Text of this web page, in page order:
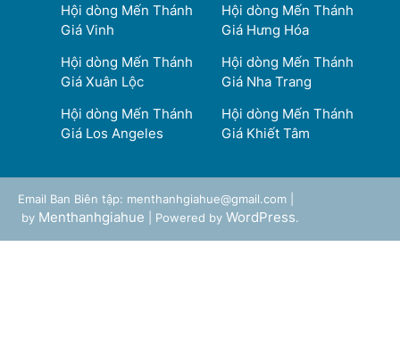
Hội dòng Mến Thánh
Giá Vinh
Hội dòng Mến Thánh
Giá Hưng Hóa
Hội dòng Mến Thánh
Giá Xuân Lộc
Hội dòng Mến Thánh
Giá Nha Trang
Hội dòng Mến Thánh
Giá Los Angeles
Hội dòng Mến Thánh
Giá Khiết Tâm
Email Ban Biên tập: menthanhgiahue@gmail.com |
by Menthanhgiahue | Powered by WordPress.